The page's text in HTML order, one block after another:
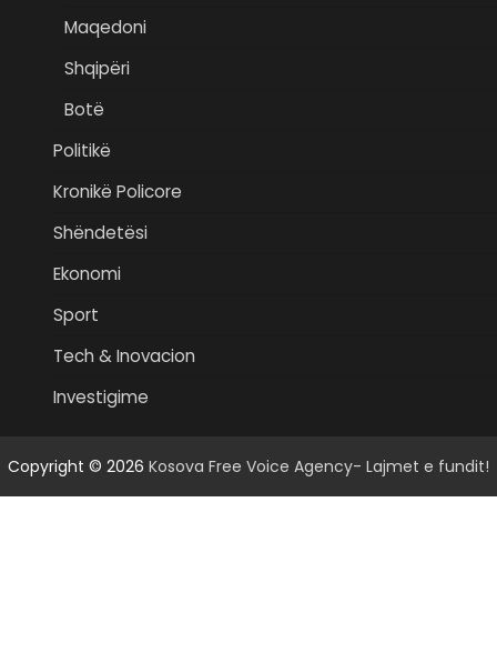
Maqedoni
Shqipëri
Botë
Politikë
Kronikë Policore
Shëndetësi
Ekonomi
Sport
Tech & Inovacion
Investigime